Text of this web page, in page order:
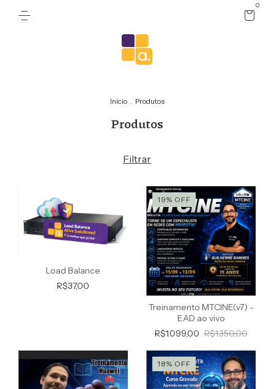
0
Início . Produtos
Produtos
Filtrar
Load Balance
R$37,00
19% OFF
Treinamento MTCINE(v7) -
EAD ao vivo
R$1.099,00 R$1.350,00
18% OFF